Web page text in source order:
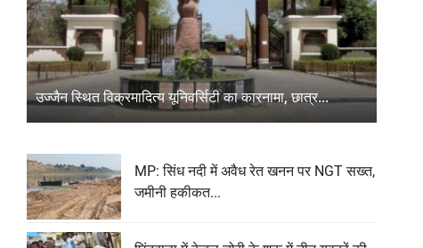
उज्जैन स्थित विक्रमादित्य यूनिवर्सिटी का कारनामा, छात्र...
MP: सिंध नदी में अवैध रेत खनन पर NGT सख्त,
जमीनी हकीकत...